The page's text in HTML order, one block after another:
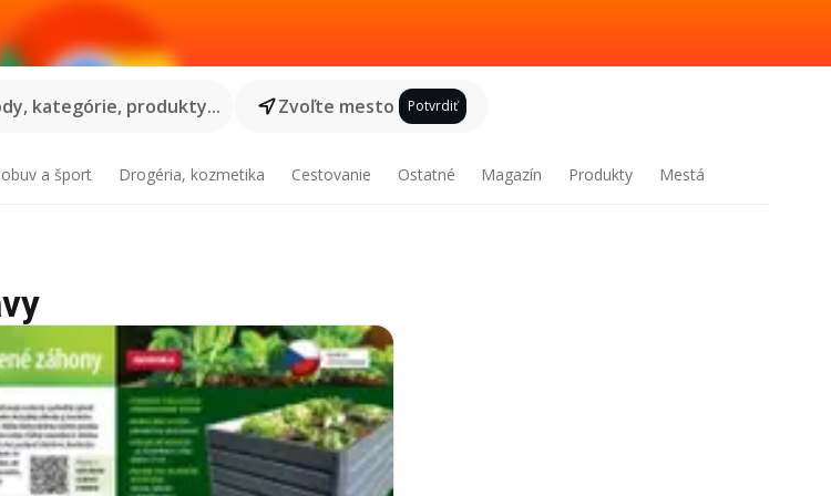
kategórie, produkty...
Zvoľte mesto Potvrdiť
a šport Drogéria, kozmetika Cestovanie Ostatné Magazín Produkty Mestá